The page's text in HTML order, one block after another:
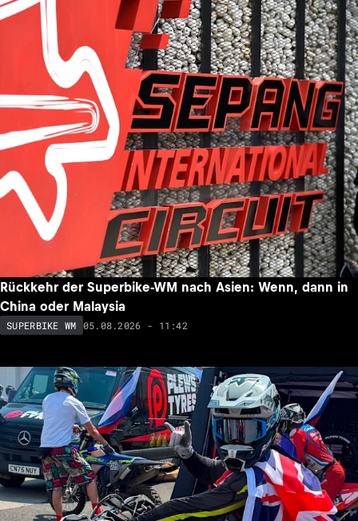
Rückkehr der Superbike-WM nach Asien: Wenn, dann in
China oder Malaysia
SUPERBIKE WM 05.08.2026 - 11:42